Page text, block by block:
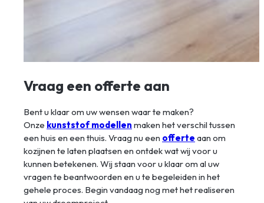
Vraag een offerte aan
Bent u klaar om uw wensen waar te maken?
Onze kunststof modellen maken het verschil tussen
een huis en een thuis. Vraag nu een offerte aan om
kozijnen te laten plaatsen en ontdek wat wij voor u
kunnen betekenen. Wij staan voor u klaar om al uw
vragen te beantwoorden en u te begeleiden in het
gehele proces. Begin vandaag nog met het realiseren